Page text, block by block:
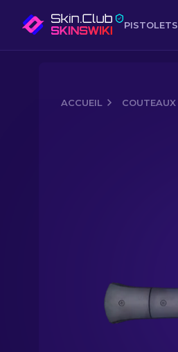
PISTOLETS
ACCUEIL COUTEAUX